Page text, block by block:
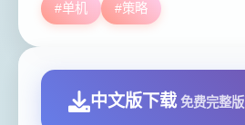
#单机 #策略
中文版下载 免费完整版